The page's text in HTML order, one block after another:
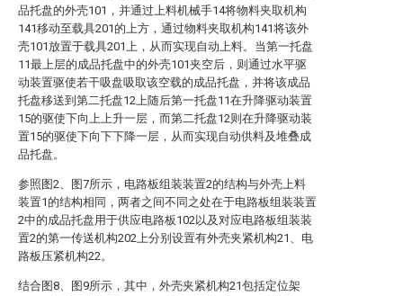
品托盘的外壳101，并通过上料机械手14将物料夹取机构
141移动至载具201的上方，通过物料夹取机构141将该外
壳101放置于载具201上，从而实现自动上料。当第一托盘
11最上层的成品托盘中的外壳101夹空后，则通过水平驱
动装置驱使若干吸盘吸取该空载的成品托盘，并将该成品
托盘移送到第二托盘12上随后第一托盘11在升降驱动装置
15的驱使下向上上升一层，而第二托盘12则在升降驱动装
置15的驱使下向下下降一层，从而实现自动供料及堆叠成
品托盘。
参照图2、图7所示，电路板组装装置2的结构与外壳上料
装置1的结构相同，两者之间不同之处在于电路板组装装置
2中的成品托盘用于供应电路板102以及对应电路板组装装
置2的第一传送机构202上分别设置有外壳夹紧机构21、电
路板压紧机构22。
结合图8、图9所示，其中，外壳夹紧机构21包括定位架